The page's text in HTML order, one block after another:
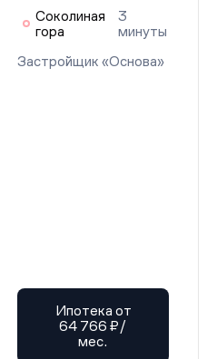
Соколиная
гора
3
минуты
Застройщик «Основа»
Ипотека от
64 766 ₽/
мес.